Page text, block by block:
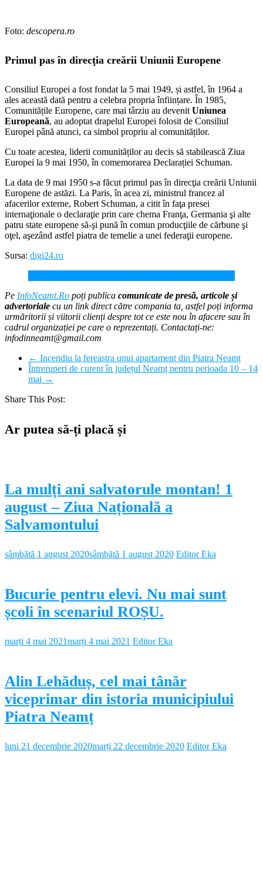
Foto: descopera.ro
Primul pas în direcţia creării Uniunii Europene
Consiliul Europei a fost fondat la 5 mai 1949, și astfel, în 1964 a
ales această dată pentru a celebra propria înființare. În 1985,
Comunitățile Europene, care mai târziu au devenit Uniunea
Europeană, au adoptat drapelul Europei folosit de Consiliul
Europei până atunci, ca simbol propriu al comunităților.
Cu toate acestea, liderii comunităților au decis să stabilească Ziua
Europei la 9 mai 1950, în comemorarea Declarației Schuman.
La data de 9 mai 1950 s-a făcut primul pas în direcţia creării Uniunii
Europene de astăzi. La Paris, în acea zi, ministrul francez al
afacerilor externe, Robert Schuman, a citit în faţa presei
internaţionale o declaraţie prin care chema Franţa, Germania şi alte
patru state europene să-şi pună în comun producţiile de cărbune şi
oţel, aşezând astfel piatra de temelie a unei federaţii europene.
Sursa: digi24.ro
Pe InfoNeamt.Ro poți publica comunicate de presă, articole și
advertoriale cu un link direct către compania ta, astfel poți informa
urmăritorii și viitorii clienți despre tot ce este nou în afacere sau în
cadrul organizației pe care o reprezentați. Contactați-ne:
infodinneamt@gmail.com
← Incendiu la fereastra unui apartament din Piatra Neamț
Întreruperi de curent în județul Neamț pentru perioada 10 – 14
mai →
Share This Post:
Ar putea să-ți placă și
La mulți ani salvatorule montan! 1
august – Ziua Națională a
Salvamontului
sâmbătă 1 august 2020sâmbătă 1 august 2020 Editor Eka
Bucurie pentru elevi. Nu mai sunt
școli în scenariul ROȘU.
marți 4 mai 2021marți 4 mai 2021 Editor Eka
Alin Lehăduș, cel mai tânăr
viceprimar din istoria municipiului
Piatra Neamț
luni 21 decembrie 2020marți 22 decembrie 2020 Editor Eka